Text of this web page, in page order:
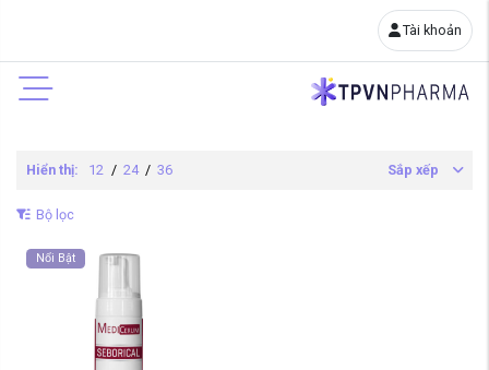
Tài khoản
Hiển thị: 12 / 24 / 36 Sắp xếp
Bộ lọc
Nổi Bật